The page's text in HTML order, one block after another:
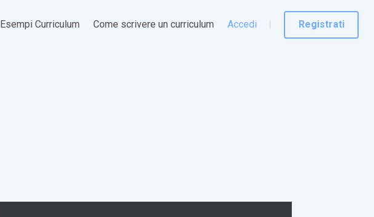
Esempi Curriculum Come scrivere un curriculum Accedi Registrati